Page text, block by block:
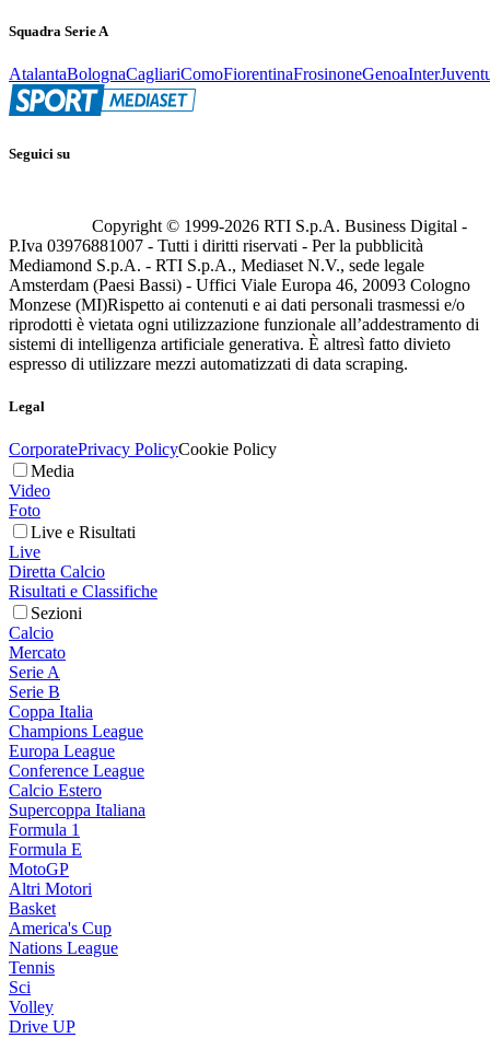
Squadra Serie A
AtalantaBolognaCagliariComoFiorentinaFrosinoneGenoaInter
Seguici su
Copyright © 1999-2026 RTI S.p.A. Business Digital -
P.Iva 03976881007 - Tutti i diritti riservati - Per la pubblicità
Mediamond S.p.A. - RTI S.p.A., Mediaset N.V., sede legale
Amsterdam (Paesi Bassi) - Uffici Viale Europa 46, 20093 Cologno
Monzese (MI)Rispetto ai contenuti e ai dati personali trasmessi e/o
riprodotti è vietata ogni utilizzazione funzionale all’addestramento di
sistemi di intelligenza artificiale generativa. È altresì fatto divieto
espresso di utilizzare mezzi automatizzati di data scraping.
Legal
CorporatePrivacy PolicyCookie Policy
Media
Video
Foto
Live e Risultati
Live
Diretta Calcio
Risultati e Classifiche
Sezioni
Calcio
Mercato
Serie A
Serie B
Coppa Italia
Champions League
Europa League
Conference League
Calcio Estero
Supercoppa Italiana
Formula 1
Formula E
MotoGP
Altri Motori
Basket
America's Cup
Nations League
Tennis
Sci
Volley
Drive UP